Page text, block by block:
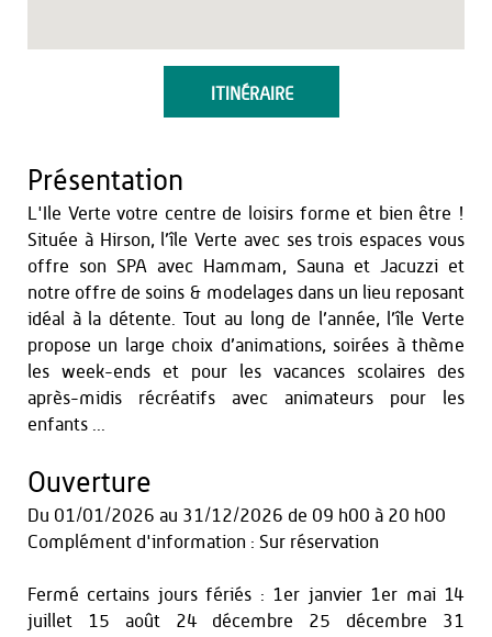
ITINÉRAIRE
Présentation
L'Ile Verte votre centre de loisirs forme et bien être !
Située à Hirson, l’île Verte avec ses trois espaces vous
offre son SPA avec Hammam, Sauna et Jacuzzi et
notre offre de soins & modelages dans un lieu reposant
idéal à la détente. Tout au long de l’année, l’île Verte
propose un large choix d’animations, soirées à thème
les week-ends et pour les vacances scolaires des
après-midis récréatifs avec animateurs pour les
enfants ...
Ouverture
Du 01/01/2026 au 31/12/2026 de 09 h00 à 20 h00
Complément d'information : Sur réservation
Fermé certains jours fériés : 1er janvier 1er mai 14
juillet 15 août 24 décembre 25 décembre 31